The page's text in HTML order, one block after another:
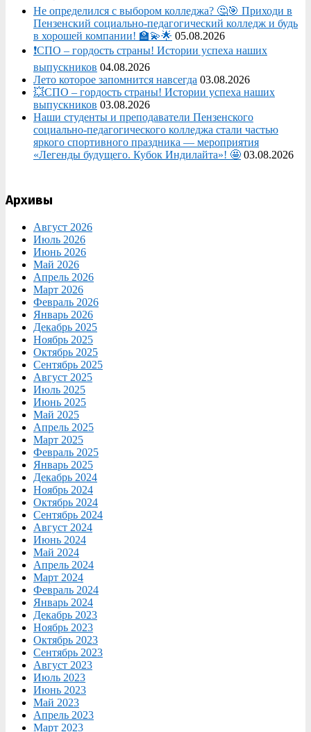
Не определился с выбором колледжа? 🤔🎯 Приходи в
Пензенский социально-педагогический колледж и будь
в хорошей компании! 🏫💫🌟 05.08.2026
❗СПО – гордость страны! Истории успеха наших
выпускников 04.08.2026
Лето которое запомнится навсегда 03.08.2026
💥СПО – гордость страны! Истории успеха наших
выпускников 03.08.2026
Наши студенты и преподаватели Пензенского
социально‑педагогического колледжа стали частью
яркого спортивного праздника — мероприятия
«Легенды будущего. Кубок Индилайта»! 🤩 03.08.2026
Архивы
Август 2026
Июль 2026
Июнь 2026
Май 2026
Апрель 2026
Март 2026
Февраль 2026
Январь 2026
Декабрь 2025
Ноябрь 2025
Октябрь 2025
Сентябрь 2025
Август 2025
Июль 2025
Июнь 2025
Май 2025
Апрель 2025
Март 2025
Февраль 2025
Январь 2025
Декабрь 2024
Ноябрь 2024
Октябрь 2024
Сентябрь 2024
Август 2024
Июнь 2024
Май 2024
Апрель 2024
Март 2024
Февраль 2024
Январь 2024
Декабрь 2023
Ноябрь 2023
Октябрь 2023
Сентябрь 2023
Август 2023
Июль 2023
Июнь 2023
Май 2023
Апрель 2023
Март 2023